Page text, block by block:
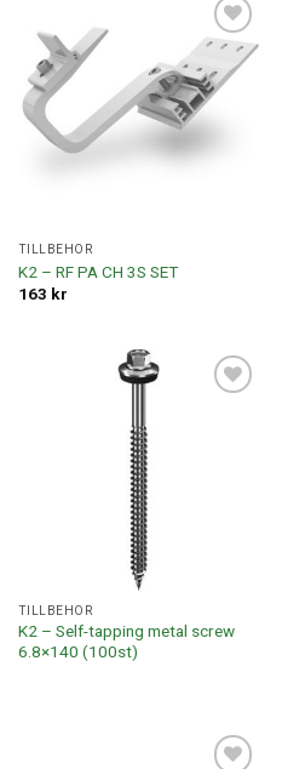
Lägg till i
offertlista
TILLBEHÖR
K2 – RF PA CH 3S SET
163 kr
TILLBEHÖR
K2 – Self-tapping metal screw
6.8×140 (100st)